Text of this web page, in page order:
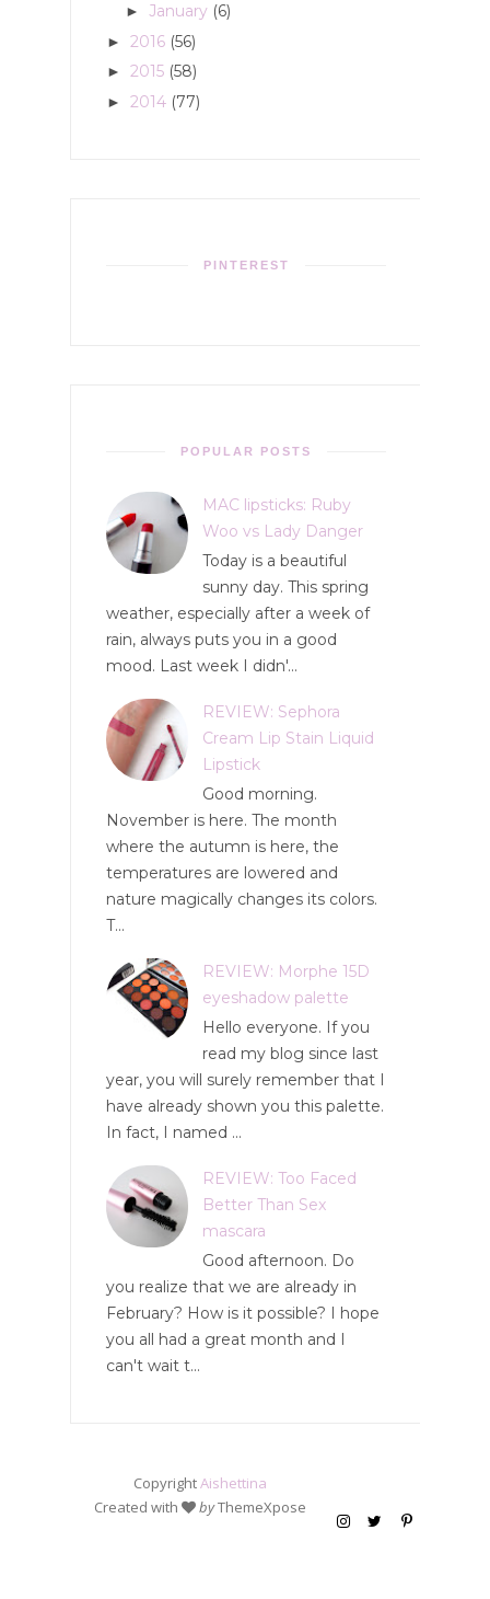
► January (6)
► 2016 (56)
► 2015 (58)
► 2014 (77)
PINTEREST
POPULAR POSTS
MAC lipsticks: Ruby
Woo vs Lady Danger
Today is a beautiful
sunny day. This spring
weather, especially after a week of
rain, always puts you in a good
mood. Last week I didn'...
REVIEW: Sephora
Cream Lip Stain Liquid
Lipstick
Good morning.
November is here. The month
where the autumn is here, the
temperatures are lowered and
nature magically changes its colors.
T...
REVIEW: Morphe 15D
eyeshadow palette
Hello everyone. If you
read my blog since last
year, you will surely remember that I
have already shown you this palette.
In fact, I named ...
REVIEW: Too Faced
Better Than Sex
mascara
Good afternoon. Do
you realize that we are already in
February? How is it possible? I hope
you all had a great month and I
can't wait t...
CopyrightAishettina
Created with
byThemeXpose